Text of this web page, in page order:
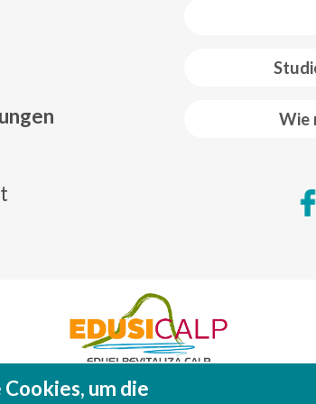
Wie
Europeo de Desarrollo Regional (FEDER)
um die